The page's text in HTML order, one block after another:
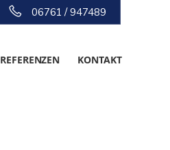
06761 / 947489
REFERENZEN KONTAKT